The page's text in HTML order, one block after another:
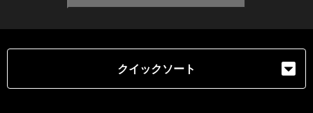
クイックソート